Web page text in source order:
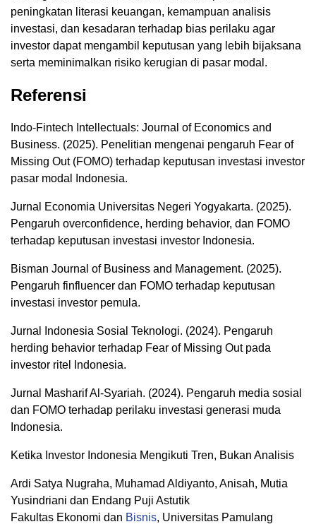
peningkatan literasi keuangan, kemampuan analisis
investasi, dan kesadaran terhadap bias perilaku agar
investor dapat mengambil keputusan yang lebih bijaksana
serta meminimalkan risiko kerugian di pasar modal.
Referensi
Indo-Fintech Intellectuals: Journal of Economics and
Business. (2025). Penelitian mengenai pengaruh Fear of
Missing Out (FOMO) terhadap keputusan investasi investor
pasar modal Indonesia.
Jurnal Economia Universitas Negeri Yogyakarta. (2025).
Pengaruh overconfidence, herding behavior, dan FOMO
terhadap keputusan investasi investor Indonesia.
Bisman Journal of Business and Management. (2025).
Pengaruh finfluencer dan FOMO terhadap keputusan
investasi investor pemula.
Jurnal Indonesia Sosial Teknologi. (2024). Pengaruh
herding behavior terhadap Fear of Missing Out pada
investor ritel Indonesia.
Jurnal Masharif Al-Syariah. (2024). Pengaruh media sosial
dan FOMO terhadap perilaku investasi generasi muda
Indonesia.
Ketika Investor Indonesia Mengikuti Tren, Bukan Analisis
Ardi Satya Nugraha, Muhamad Aldiyanto, Anisah, Mutia
Yusindriani dan Endang Puji Astutik
Fakultas Ekonomi dan Bisnis, Universitas Pamulang